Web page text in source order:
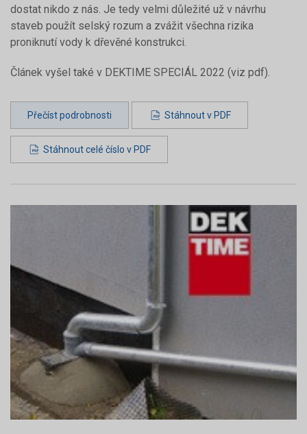
dostat nikdo z nás. Je tedy velmi důležité už v návrhu
staveb použít selský rozum a zvážit všechna rizika
proniknutí vody k dřevěné konstrukci.
Článek vyšel také v DEKTIME SPECIÁL 2022 (viz pdf).
Přečíst podrobnosti Stáhnout v PDF
Stáhnout celé číslo v PDF